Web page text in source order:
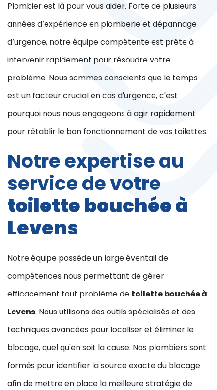
Plombier est là pour vous aider. Forte de plusieurs
années d’expérience en plomberie et dépannage
d’urgence, notre équipe compétente est prête à
intervenir rapidement pour résoudre votre
problème. Nous sommes conscients que le temps
est un facteur crucial en cas d'urgence, c'est
pourquoi nous nous engageons à agir rapidement
pour rétablir le bon fonctionnement de vos toilettes.
Notre expertise au
service de votre
toilette bouchée à
Levens
Notre équipe possède un large éventail de
compétences nous permettant de gérer
efficacement tout problème de toilette bouchée à
Levens. Nous utilisons des outils spécialisés et des
techniques avancées pour localiser et éliminer le
blocage, quel qu'en soit la cause. Nos plombiers sont
formés pour identifier la source exacte du blocage
afin de mettre en place la meilleure stratégie de